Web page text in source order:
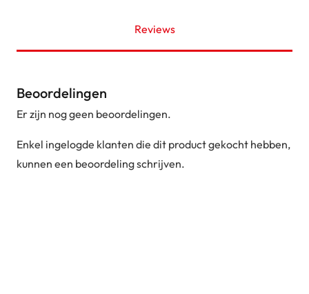
Reviews
Beoordelingen
Er zijn nog geen beoordelingen.
Enkel ingelogde klanten die dit product gekocht hebben,
kunnen een beoordeling schrijven.